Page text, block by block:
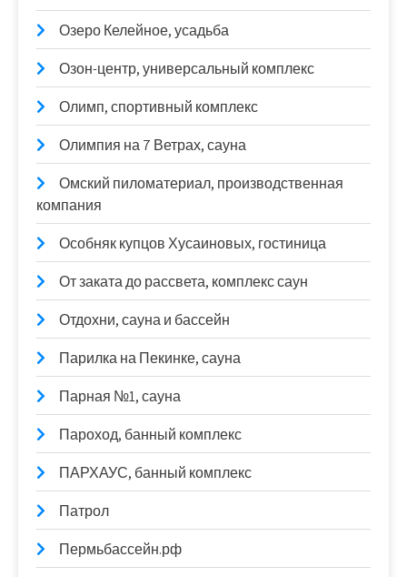
Озеро Келейное, усадьба
Озон-центр, универсальный комплекс
Олимп, спортивный комплекс
Олимпия на 7 Ветрах, сауна
Омский пиломатериал, производственная
компания
Особняк купцов Хусаиновых, гостиница
От заката до рассвета, комплекс саун
Отдохни, сауна и бассейн
Парилка на Пекинке, сауна
Парная №1, сауна
Пароход, банный комплекс
ПАРХАУС, банный комплекс
Патрол
Пермьбассейн.рф